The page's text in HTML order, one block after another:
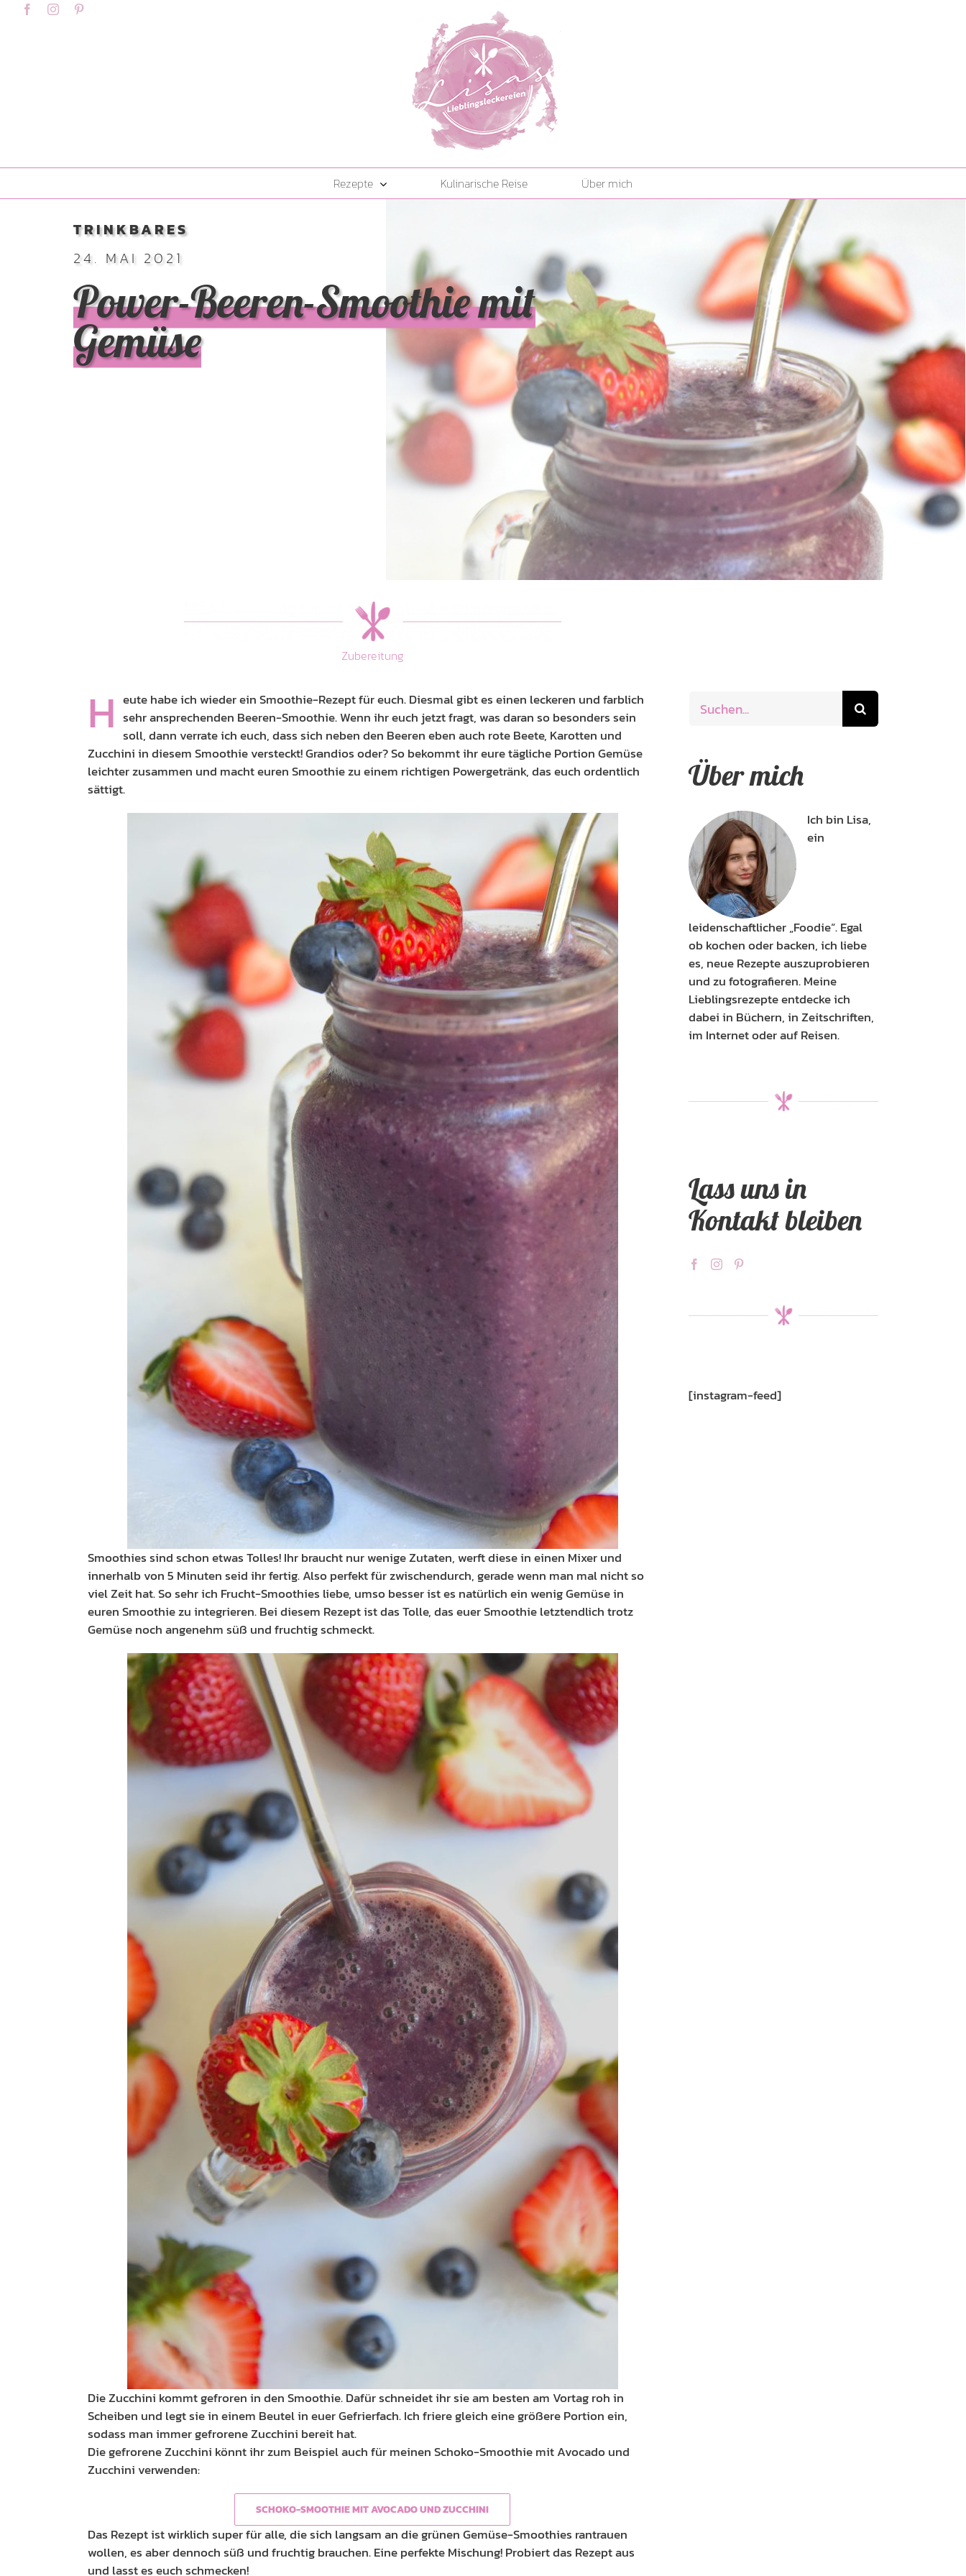
content FacebookInstagram
Rezepte Kulinarische Reise Über mich
Power-Beeren-Smoothie mit
Gemüse
TRINKBARES
24. MAI 2021
Zubereitung
H eute habe ich wieder ein Smoothie-Rezept für euch. Diesmal gibt es einen leckeren und farblich
sehr ansprechenden Beeren-Smoothie. Wenn ihr euch jetzt fragt, was daran so besonders sein
soll, dann verrate ich euch, dass sich neben den Beeren eben auch rote Beete, Karotten und
Zucchini in diesem Smoothie versteckt! Grandios oder? So bekommt ihr eure tägliche Portion Gemüse
leichter zusammen und macht euren Smoothie zu einem richtigen Powergetränk, das euch ordentlich
sättigt.
Smoothies sind schon etwas Tolles! Ihr braucht nur wenige Zutaten, werft diese in einen Mixer und
innerhalb von 5 Minuten seid ihr fertig. Also perfekt für zwischendurch, gerade wenn man mal nicht so
viel Zeit hat. So sehr ich Frucht-Smoothies liebe, umso besser ist es natürlich ein wenig Gemüse in
euren Smoothie zu integrieren. Bei diesem Rezept ist das Tolle, das euer Smoothie letztendlich trotz
Gemüse noch angenehm süß und fruchtig schmeckt.
Die Zucchini kommt gefroren in den Smoothie. Dafür schneidet ihr sie am besten am Vortag roh in
Scheiben und legt sie in einem Beutel in euer Gefrierfach. Ich friere gleich eine größere Portion ein,
sodass man immer gefrorene Zucchini bereit hat.
Die gefrorene Zucchini könnt ihr zum Beispiel auch für meinen Schoko-Smoothie mit Avocado und
Zucchini verwenden:
SCHOKO-SMOOTHIE MIT AVOCADO UND ZUCCHINI
Das Rezept ist wirklich super für alle, die sich langsam an die grünen Gemüse-Smoothies rantrauen
wollen, es aber dennoch süß und fruchtig brauchen. Eine perfekte Mischung! Probiert das Rezept aus
und lasst es euch schmecken!
nach:
Über mich
Ich bin Lisa,
ein
leidenschaftlicher „Foodie“. Egal
ob kochen oder backen, ich liebe
es, neue Rezepte auszuprobieren
und zu fotografieren. Meine
Lieblingsrezepte entdecke ich
dabei in Büchern, in Zeitschriften,
im Internet oder auf Reisen.
Lass uns in
Kontakt bleiben
[instagram-feed]